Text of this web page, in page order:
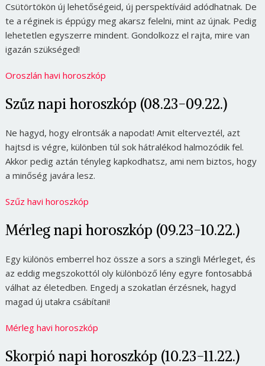
Csütörtökön új lehetőségeid, új perspektíváid adódhatnak. De
te a réginek is éppúgy meg akarsz felelni, mint az újnak. Pedig
lehetetlen egyszerre mindent. Gondolkozz el rajta, mire van
igazán szükséged!
Oroszlán havi horoszkóp
Szűz napi horoszkóp (08.23-09.22.)
Ne hagyd, hogy elrontsák a napodat! Amit elterveztél, azt
hajtsd is végre, különben túl sok hátralékod halmozódik fel.
Akkor pedig aztán tényleg kapkodhatsz, ami nem biztos, hogy
a minőség javára lesz.
Szűz havi horoszkóp
Mérleg napi horoszkóp (09.23-10.22.)
Egy különös emberrel hoz össze a sors a szingli Mérleget, és
az eddig megszokottól oly különböző lény egyre fontosabbá
válhat az életedben. Engedj a szokatlan érzésnek, hagyd
magad új utakra csábítani!
Mérleg havi horoszkóp
Skorpió napi horoszkóp (10.23-11.22.)